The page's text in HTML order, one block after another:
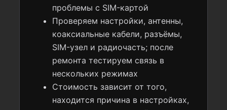
проблемы с SIM-картой
Проверяем настройки, антенны,
коаксиальные кабели, разъёмы,
SIM-узел и радиочасть; после
ремонта тестируем связь в
нескольких режимах
Стоимость зависит от того,
находится причина в настройках,